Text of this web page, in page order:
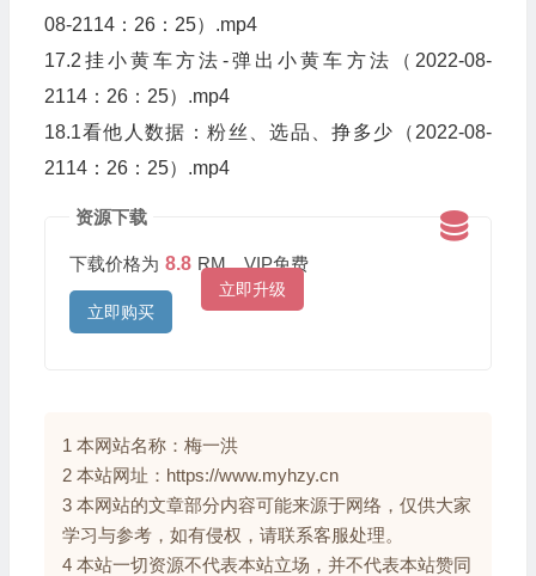
08-2114：26：25）.mp4
17.2挂小黄车方法-弹出小黄车方法（2022-08-
2114：26：25）.mp4
18.1看他人数据：粉丝、选品、挣多少（2022-08-
2114：26：25）.mp4
资源下载
下载价格为 8.8 RM，VIP免费
立即升级
立即购买
1 本网站名称：梅一洪
2 本站网址：https://www.myhzy.cn
3 本网站的文章部分内容可能来源于网络，仅供大家
学习与参考，如有侵权，请联系客服处理。
4 本站一切资源不代表本站立场，并不代表本站赞同